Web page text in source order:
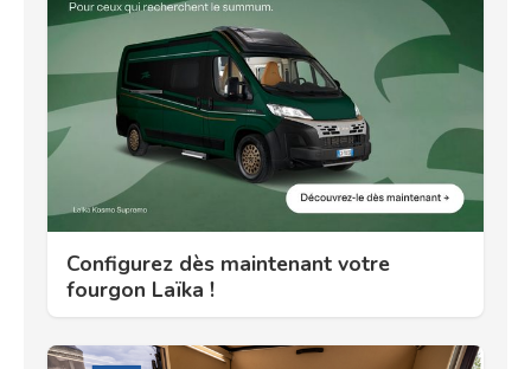
Configurez dès maintenant votre
fourgon Laïka !